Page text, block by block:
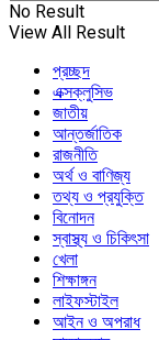
No Result
View All Result
প্রচ্ছদ
এক্সক্লুসিভ
জাতীয়
আন্তর্জাতিক
রাজনীতি
অর্থ ও বাণিজ্য
তথ্য ও প্রযুক্তি
বিনোদন
স্বাস্থ্য ও চিকিৎসা
খেলা
শিক্ষাঙ্গন
লাইফস্টাইল
আইন ও অপরাধ